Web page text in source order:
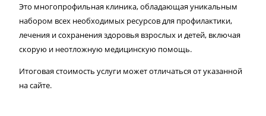
Это многопрофильная клиника, обладающая уникальным
набором всех необходимых ресурсов для профилактики,
лечения и сохранения здоровья взрослых и детей, включая
скорую и неотложную медицинскую помощь.
Итоговая стоимость услуги может отличаться от указанной
на сайте.